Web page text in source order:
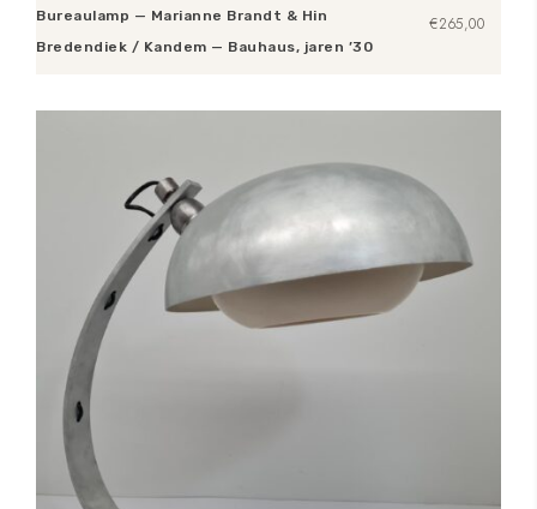
Bureaulamp — Marianne Brandt & Hin
Bredendiek / Kandem — Bauhaus, jaren ’30
€265,00